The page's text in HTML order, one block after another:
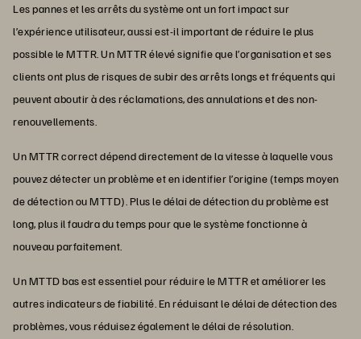
Les pannes et les arrêts du système ont un fort impact sur
l’expérience utilisateur, aussi est-il important de réduire le plus
possible le MTTR. Un MTTR élevé signifie que l’organisation et ses
clients ont plus de risques de subir des arrêts longs et fréquents qui
peuvent aboutir à des réclamations, des annulations et des non-
renouvellements.
Un MTTR correct dépend directement de la vitesse à laquelle vous
pouvez détecter un problème et en identifier l’origine (temps moyen
de détection ou MTTD). Plus le délai de détection du problème est
long, plus il faudra du temps pour que le système fonctionne à
nouveau parfaitement.
Un MTTD bas est essentiel pour réduire le MTTR et améliorer les
autres indicateurs de fiabilité. En réduisant le délai de détection des
problèmes, vous réduisez également le délai de résolution.